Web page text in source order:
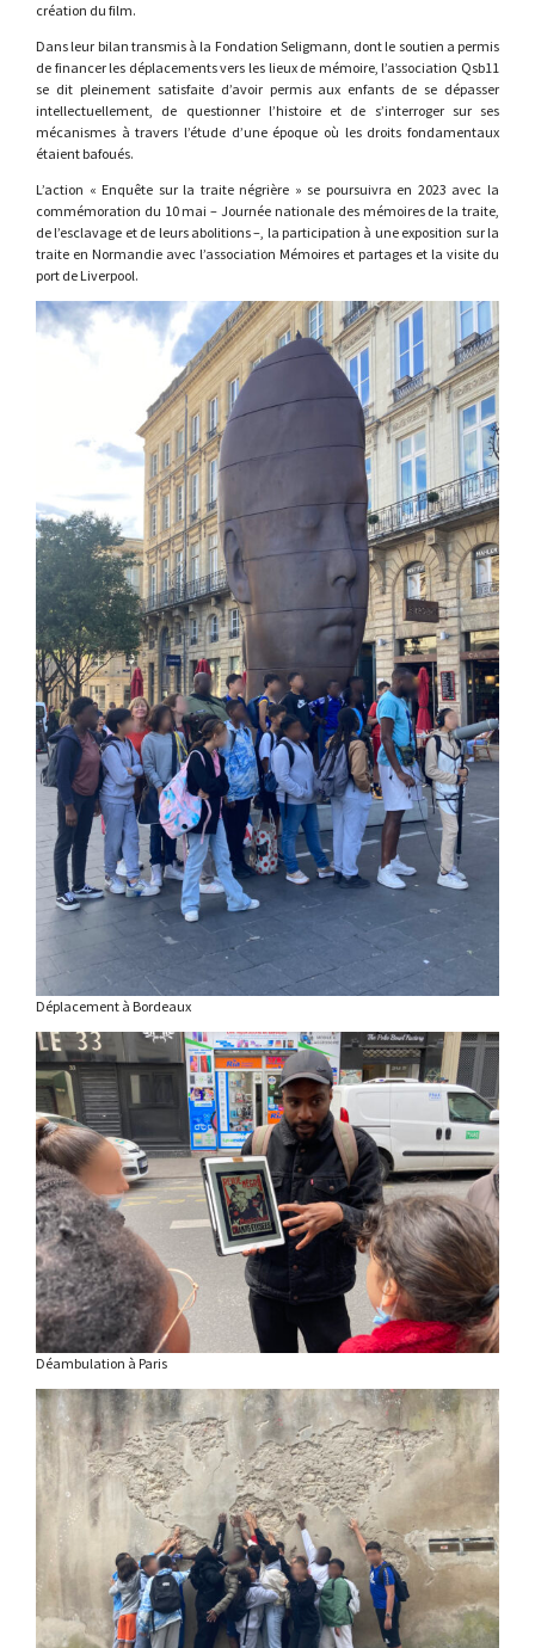
création du film.
Dans leur bilan transmis à la Fondation Seligmann, dont le soutien a permis
de financer les déplacements vers les lieux de mémoire, l’association Qsb11
se dit pleinement satisfaite d’avoir permis aux enfants de se dépasser
intellectuellement, de questionner l’histoire et de s’interroger sur ses
mécanismes à travers l’étude d’une époque où les droits fondamentaux
étaient bafoués.
L’action « Enquête sur la traite négrière » se poursuivra en 2023 avec la
commémoration du 10 mai – Journée nationale des mémoires de la traite,
de l’esclavage et de leurs abolitions –, la participation à une exposition sur la
traite en Normandie avec l’association Mémoires et partages et la visite du
port de Liverpool.
Déplacement à Bordeaux
Déambulation à Paris